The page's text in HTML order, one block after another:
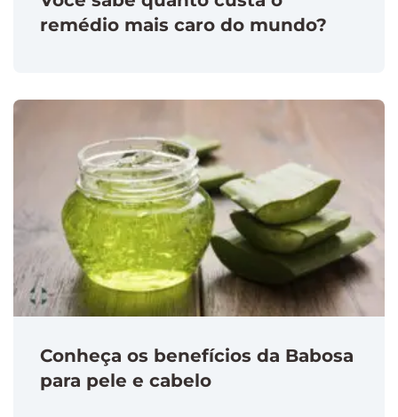
remédio mais caro do mundo?
Conheça os benefícios da Babosa
para pele e cabelo